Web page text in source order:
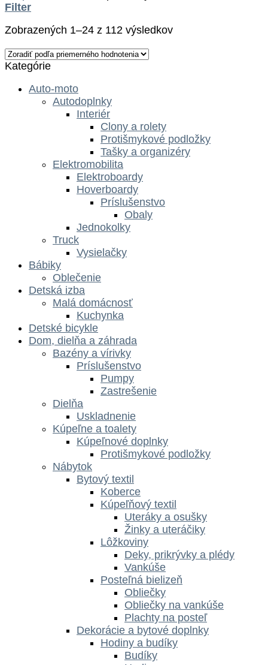
Filter
Zobrazených 1–24 z 112 výsledkov
Kategórie
Auto-moto
Autodoplnky
Interiér
Clony a rolety
Protišmykové podložky
Tašky a organizéry
Elektromobilita
Elektroboardy
Hoverboardy
Príslušenstvo
Obaly
Jednokolky
Truck
Vysielačky
Bábiky
Oblečenie
Detská izba
Malá domácnosť
Kuchynka
Detské bicykle
Dom, dielňa a záhrada
Bazény a vírivky
Príslušenstvo
Pumpy
Zastrešenie
Dielňa
Uskladnenie
Kúpeľne a toalety
Kúpeľnové doplnky
Protišmykové podložky
Nábytok
Bytový textil
Koberce
Kúpeľňový textil
Uteráky a osušky
Žinky a uteráčiky
Lôžkoviny
Deky, prikrývky a plédy
Vankúše
Posteľná bielizeň
Obliečky
Obliečky na vankúše
Plachty na posteľ
Dekorácie a bytové doplnky
Hodiny a budíky
Budíky